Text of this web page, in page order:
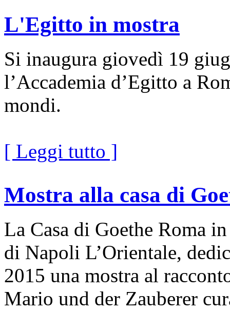
L'Egitto in mostra
Si inaugura giovedì 19
l’Accademia d’Egitto a
mondi.
[ Leggi tutto ]
Mostra alla casa di
La Casa di Goethe Roma
di Napoli L’Orientale,
2015 una mostra al
Mario und der Zauberer